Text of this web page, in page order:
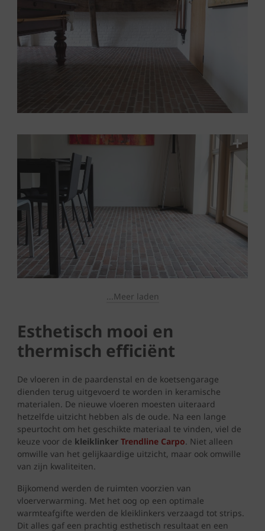
...Meer laden
Esthetisch mooi en
thermisch efficiënt
De vloeren in de paardenstal en de koetsengarage
dienden terug uitgevoerd te worden in keramische
materialen. De nieuwe vloeren moesten uiteraard
hetzelfde uitzicht hebben als de oude. Na een lange
speurtocht om het geschikte materiaal te vinden, viel de
keuze voor de kleiklinker Trendline Carpo. Niet alleen
omwille van het gelijkaardige uitzicht, maar ook omwille
van zijn kwaliteiten.
Bijkomend werden de ruimten voorzien van
vloerverwarming. Met het oog op een optimale
warmteafgifte werden de kleiklinkers verzaagd tot strips.
Dit alles gaf een prachtig esthetisch resultaat en een